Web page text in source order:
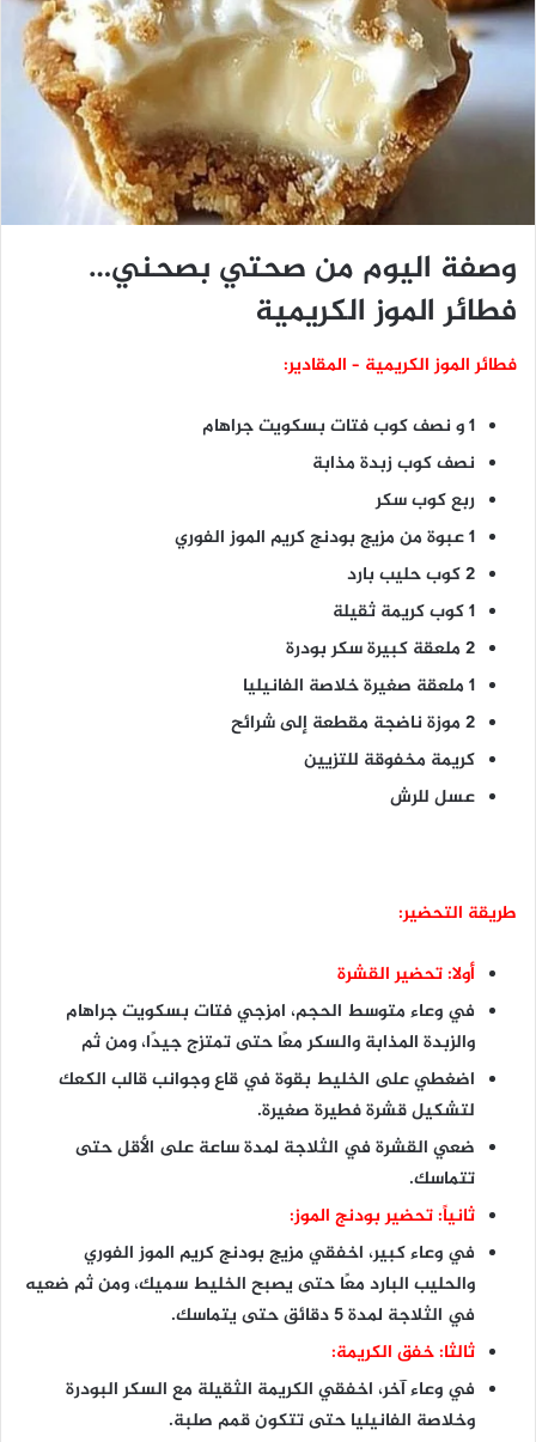
وصفة اليوم من صحتي بصحني…
فطائر الموز الكريمية
فطائر الموز الكريمية – المقادير:
1 و نصف كوب فتات بسكويت جراهام
نصف كوب زبدة مذابة
ربع كوب سكر
1 عبوة من مزيج بودنج كريم الموز الفوري
2 كوب حليب بارد
1 كوب كريمة ثقيلة
2 ملعقة كبيرة سكر بودرة
1 ملعقة صغيرة خلاصة الفانيليا
2 موزة ناضجة مقطعة إلى شرائح
كريمة مخفوقة للتزيين
عسل للرش
طريقة التحضير:
أولا: تحضير القشرة
في وعاء متوسط الحجم، امزجي فتات بسكويت جراهام
والزبدة المذابة والسكر معًا حتى تمتزج جيدًا، ومن ثم
اضغطي على الخليط بقوة في قاع وجوانب قالب الكعك
لتشكيل قشرة فطيرة صغيرة.
ضعي القشرة في الثلاجة لمدة ساعة على الأقل حتى
تتماسك.
ثانياً: تحضير بودنج الموز:
في وعاء كبير، اخفقي مزيج بودنج كريم الموز الفوري
والحليب البارد معًا حتى يصبح الخليط سميك، ومن ثم ضعيه
في الثلاجة لمدة 5 دقائق حتى يتماسك.
ثالثا: خفق الكريمة:
في وعاء آخر، اخفقي الكريمة الثقيلة مع السكر البودرة
وخلاصة الفانيليا حتى تتكون قمم صلبة.